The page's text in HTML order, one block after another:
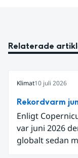
Relaterade
Klimat10 juli 2026
Rekordvarm
Enligt
var juni 2026
globalt sedan